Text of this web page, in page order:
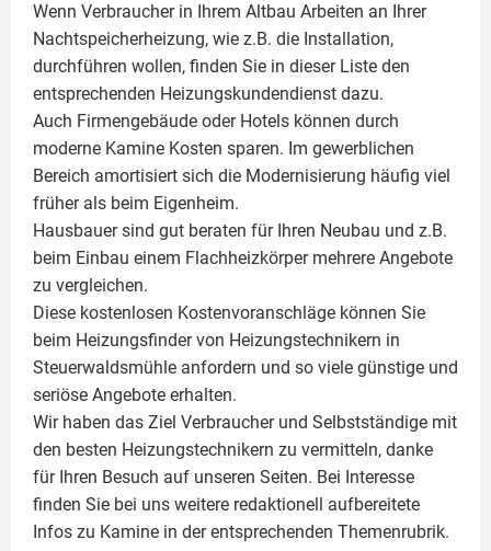
Wenn Verbraucher in Ihrem Altbau Arbeiten an Ihrer
Nachtspeicherheizung, wie z.B. die Installation,
durchführen wollen, finden Sie in dieser Liste den
entsprechenden Heizungskundendienst dazu.
Auch Firmengebäude oder Hotels können durch
moderne Kamine Kosten sparen. Im gewerblichen
Bereich amortisiert sich die Modernisierung häufig viel
früher als beim Eigenheim.
Hausbauer sind gut beraten für Ihren Neubau und z.B.
beim Einbau einem Flachheizkörpermehrere Angebote
zu vergleichen.
Diese kostenlosen Kostenvoranschläge können Sie
beim Heizungsfinder von Heizungstechnikern in
Steuerwaldsmühle anfordern und so viele günstige und
seriöse Angebote erhalten.
Wir haben das Ziel Verbraucher und Selbstständige mit
den besten Heizungstechnikern zu vermitteln, danke
für Ihren Besuch auf unseren Seiten. Bei Interesse
finden Sie bei uns weitere redaktionell aufbereitete
Infos zu Kamine in der entsprechenden Themenrubrik.